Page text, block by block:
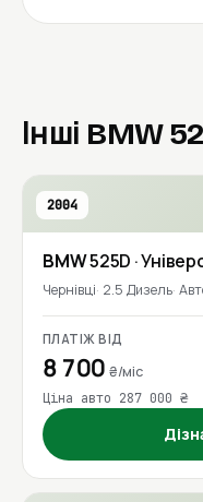
Інші BMW
2004
BMW525D ·
Чернівці 2.5 Дизель
ПЛАТІЖ ВІД
8 700₴/міс
Ціна авто 287 000 ₴